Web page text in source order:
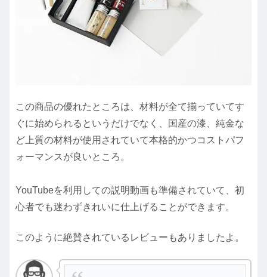
この商品の優れたところは、材料が全て揃っていてす
ぐに始められるというだけでなく、国産の漆、純金な
ど上質の材料が使用されていて本格的かつコストパフ
ォーマンスが良いところ。
YouTubeを利用しての説明動画も準備されていて、初
心者でも迷わずきれいに仕上げることができます。
このように絶賛されているレビューもありましたよ。